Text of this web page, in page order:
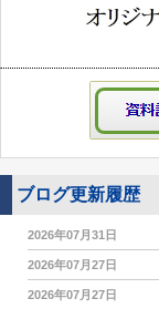
ブログ更新履歴
2026年07月31日
2026年07月27日
2026年07月27日